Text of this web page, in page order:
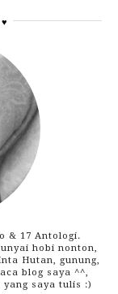
& 17 Antologi.
hobi nonton,
Hutan, gunung,
blog saya ^^,
saya tulis :)